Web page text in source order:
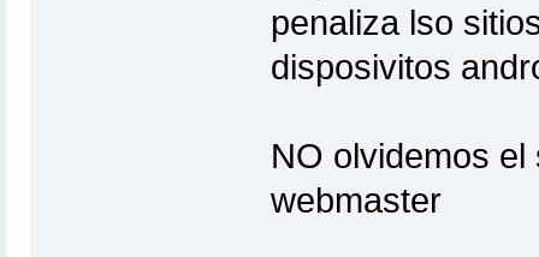
penaliza lso
disposivitos
NO olvidemos
webmaster